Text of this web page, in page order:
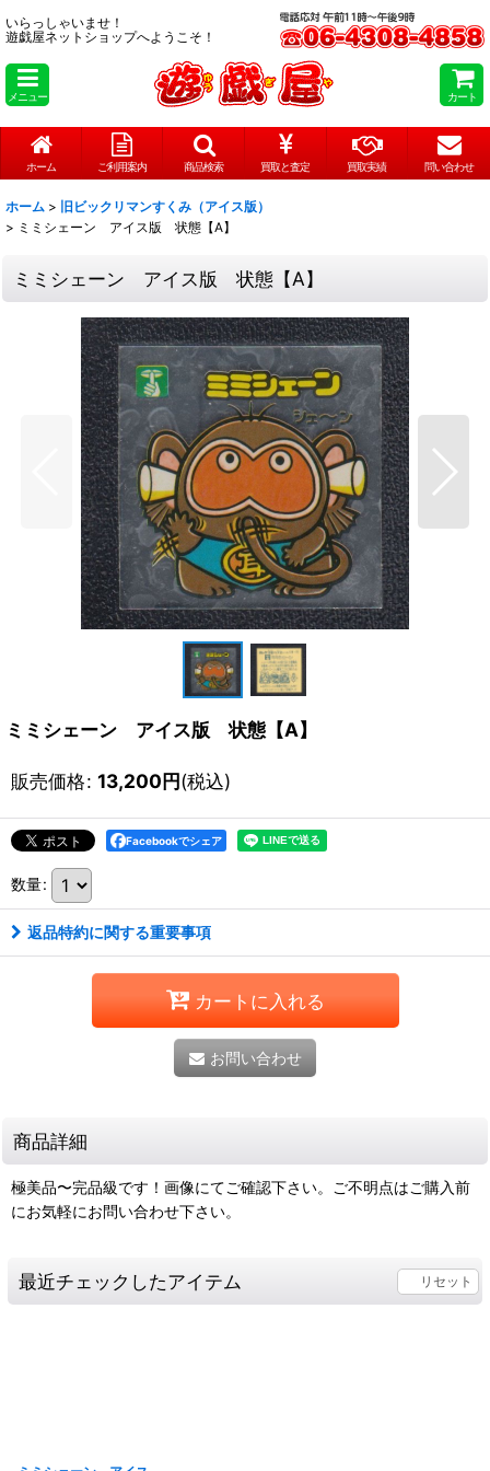
いらっしゃいませ！
遊戯屋ネットショップへようこそ！
メニュー カート
ホーム ご利用案内 商品検索 買取と査定 買取実績 問い合わせ
ホーム > 旧ビックリマンすくみ（アイス版）
> ミミシェーン アイス版 状態【A】
ミミシェーン アイス版 状態【A】
ミミシェーン アイス版 状態【A】
販売価格: 13,200円(税込)
Facebookでシェア
数量:
返品特約に関する重要事項
カートに入れる
お問い合わせ
商品詳細
極美品〜完品級です！画像にてご確認下さい。ご不明点はご購入前
にお気軽にお問い合わせ下さい。
最近チェックしたアイテム リセット